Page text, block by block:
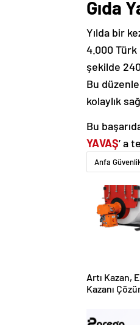
Gıda
Yılda bir
4.000 Türk
şekilde
Bu
kolaylık
Bu
YAVAŞ’ a
Anfa
Artı Kazan,
Kazanı